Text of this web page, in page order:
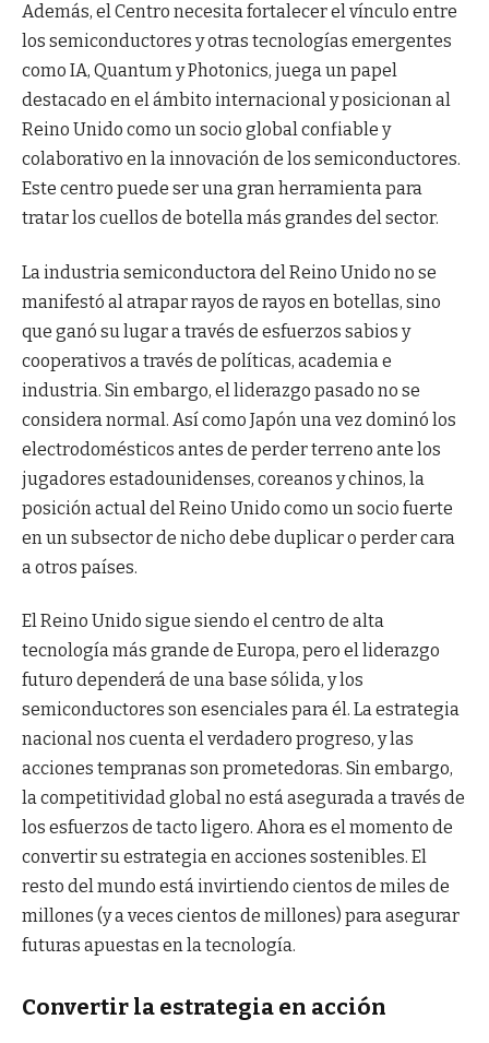
Además, el Centro necesita fortalecer el vínculo entre
los semiconductores y otras tecnologías emergentes
como IA, Quantum y Photonics, juega un papel
destacado en el ámbito internacional y posicionan al
Reino Unido como un socio global confiable y
colaborativo en la innovación de los semiconductores.
Este centro puede ser una gran herramienta para
tratar los cuellos de botella más grandes del sector.
La industria semiconductora del Reino Unido no se
manifestó al atrapar rayos de rayos en botellas, sino
que ganó su lugar a través de esfuerzos sabios y
cooperativos a través de políticas, academia e
industria. Sin embargo, el liderazgo pasado no se
considera normal. Así como Japón una vez dominó los
electrodomésticos antes de perder terreno ante los
jugadores estadounidenses, coreanos y chinos, la
posición actual del Reino Unido como un socio fuerte
en un subsector de nicho debe duplicar o perder cara
a otros países.
El Reino Unido sigue siendo el centro de alta
tecnología más grande de Europa, pero el liderazgo
futuro dependerá de una base sólida, y los
semiconductores son esenciales para él. La estrategia
nacional nos cuenta el verdadero progreso, y las
acciones tempranas son prometedoras. Sin embargo,
la competitividad global no está asegurada a través de
los esfuerzos de tacto ligero. Ahora es el momento de
convertir su estrategia en acciones sostenibles. El
resto del mundo está invirtiendo cientos de miles de
millones (y a veces cientos de millones) para asegurar
futuras apuestas en la tecnología.
Convertir la estrategia en acción